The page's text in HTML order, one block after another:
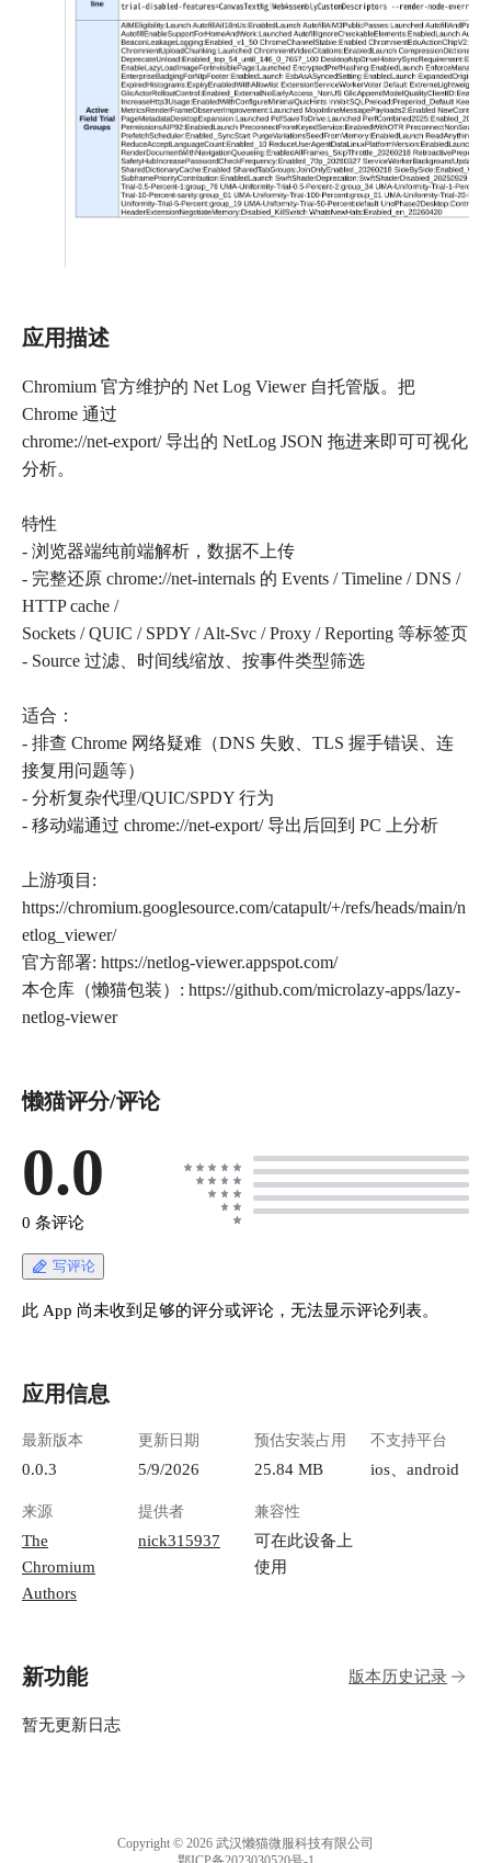
应用描述
Chromium 官方维护的 Net Log Viewer 自托管版。把
Chrome 通过
chrome://net-export/ 导出的 NetLog JSON 拖进来即可可视化
分析。
特性
- 浏览器端纯前端解析，数据不上传
- 完整还原 chrome://net-internals 的 Events / Timeline / DNS /
HTTP cache /
Sockets / QUIC / SPDY / Alt-Svc / Proxy / Reporting 等标签页
- Source 过滤、时间线缩放、按事件类型筛选
适合：
- 排查 Chrome 网络疑难（DNS 失败、TLS 握手错误、连
接复用问题等）
- 分析复杂代理/QUIC/SPDY 行为
- 移动端通过 chrome://net-export/ 导出后回到 PC 上分析
上游项目:
https://chromium.googlesource.com/catapult/+/refs/heads/main/n
etlog_viewer/
官方部署: https://netlog-viewer.appspot.com/
本仓库（懒猫包装）: https://github.com/microlazy-apps/lazy-
懒猫评分/评论
0.0
0 条评论
写评论
此 App 尚未收到足够的评分或评论，无法显示评论列表。
应用信息
最新版本
0.0.3
更新日期
5/9/2026
预估安装占用
25.84 MB
不支持平台
ios、android
来源
The
Chromium
Authors
提供者
nick315937
兼容性
可在此设备上
使用
新功能 版本历史记录
暂无更新日志
Copyright © 2026 武汉懒猫微服科技有限公司